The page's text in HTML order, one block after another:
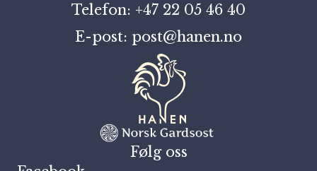
Telefon: +47 22 05 46 40
E-post: post@hanen.no
Følg oss